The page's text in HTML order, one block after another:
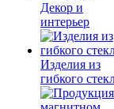
Декор и
интерьер
Изделия из
гибкого